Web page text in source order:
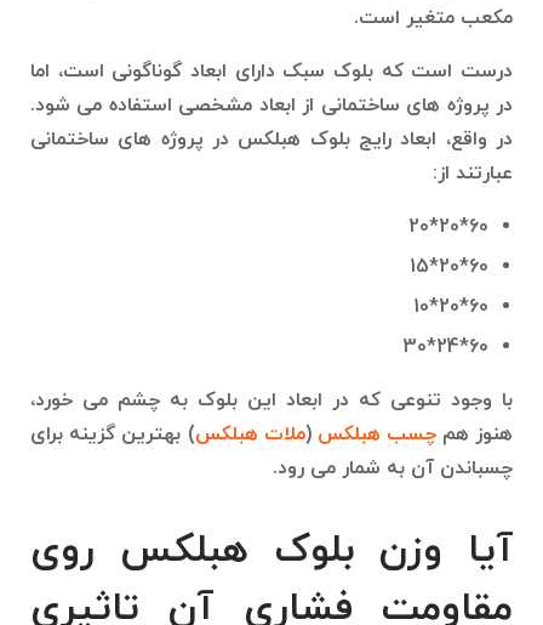
مکعب متغیر است.
درست است که بلوک سبک دارای ابعاد گوناگونی است، اما
در پروژه های ساختمانی از ابعاد مشخصی استفاده می شود.
در واقع، ابعاد رایج بلوک هبلکس در پروژه های ساختمانی
عبارتند از:
60*20*20
60*20*15
60*20*10
60*24*30
با وجود تنوعی که در ابعاد این بلوک به چشم می خورد،
هنوز همچسب هبلکس (ملات هبلکس) بهترین گزینه برای
چسباندن آن به شمار می رود.
آیا وزن بلوک هبلکس روی
مقاومت فشاری آن تاثیری